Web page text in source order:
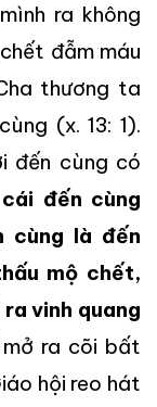
ra không
đẫm máu
thương ta
(x. 13: 1).
đến cùng có
cái đến cùng
cùng là đến
mộ chết,
ra vinh quang
mở ra cõi bất
hội reo hát